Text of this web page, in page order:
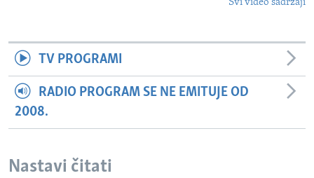
Svi video sadržaji
TV PROGRAMI
RADIO PROGRAM SE NE EMITUJE OD
2008.
Nastavi čitati